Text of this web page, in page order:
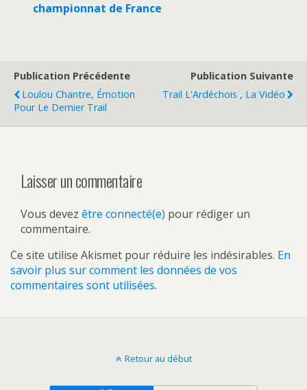
championnat de France
Publication Précédente
Loulou Chantre, Émotion
Pour Le Dernier Trail
Publication Suivante
Trail L'Ardéchois , La Vidéo
Laisser un commentaire
Vous devez être connecté(e) pour rédiger un
commentaire.
Ce site utilise Akismet pour réduire les indésirables. En
savoir plus sur comment les données de vos
commentaires sont utilisées.
Retour au début